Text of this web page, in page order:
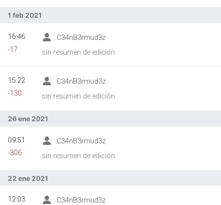
1 feb 2021
C34nB3rmud3z
sin resumen de edición
16:46
-17
C34nB3rmud3z
sin resumen de edición
15:22
-130
26 ene 2021
C34nB3rmud3z
sin resumen de edición
09:51
-306
22 ene 2021
C34nB3rmud3z
12:03